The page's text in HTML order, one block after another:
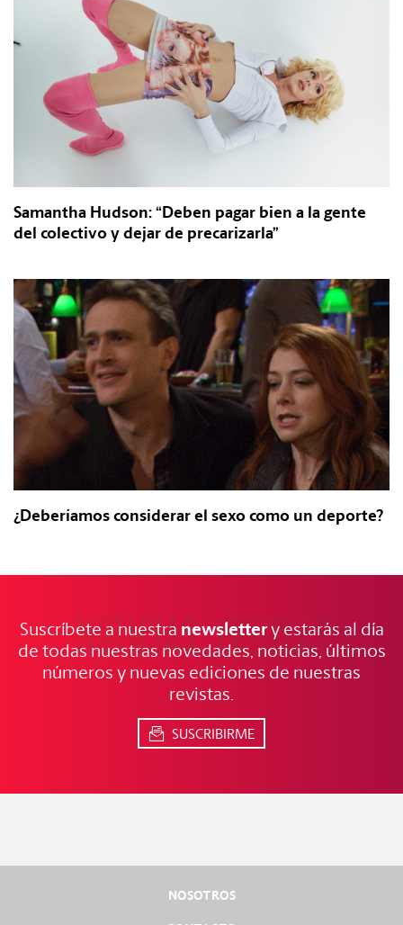
Samantha Hudson: “Deben pagar bien a la gente
del colectivo y dejar de precarizarla”
¿Deberíamos considerar el sexo como un deporte?
NOTICIAS FRESCAS
Suscríbete a nuestra newslettery estarás al día
de todas nuestras novedades, noticias, últimos
números y nuevas ediciones de nuestras
revistas.
SUSCRIBIRME
NOSOTROS